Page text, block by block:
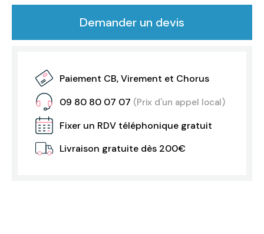
Demander un devis
Paiement CB, Virement et Chorus
09 80 80 07 07 (Prix d'un appel local)
Fixer un RDV téléphonique gratuit
Livraison gratuite dès 200€